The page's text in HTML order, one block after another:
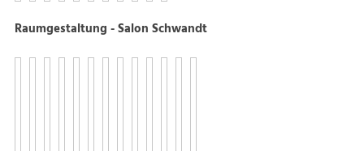
Raumgestaltung - Salon Schwandt